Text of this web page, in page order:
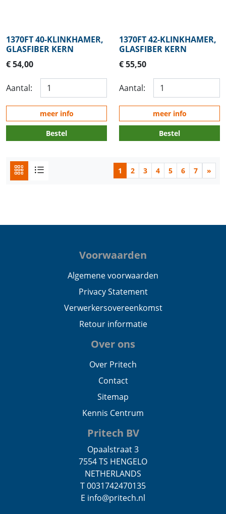
1370FT 40-KLINKHAMER,
GLASFIBER KERN
€ 54,00
Aantal:
meer info
Bestel
1370FT 42-KLINKHAMER,
GLASFIBER KERN
€ 55,50
Aantal:
meer info
Bestel
1 2 3 4 5 6 7 »
Voorwaarden
Algemene voorwaarden
Privacy Statement
Verwerkersovereenkomst
Retour informatie
Over ons
Over Pritech
Contact
Sitemap
Kennis Centrum
Pritech BV
Opaalstraat 3
7554 TS HENGELO
NETHERLANDS
T 0031742470135
E info@pritech.nl